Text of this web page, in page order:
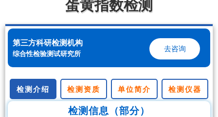
蛋黄指数检测
第三方科研检测机构
综合性检验测试研究所
去咨询
检测介绍 检测资质 单位简介 检测仪器
检测信息（部分）